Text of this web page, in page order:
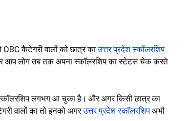
कैटेगरी वालों को छात्र काउत्तर प्रदेश स्कॉलरशिप
आप लोग तब तक अपना स्कॉलरशिप का स्टेटस चेक करते
लगभग आ चुका है। और अगर किसी छात्र का
वालों का तो इनको अगरउत्तर प्रदेश स्कॉलरशिपअभी